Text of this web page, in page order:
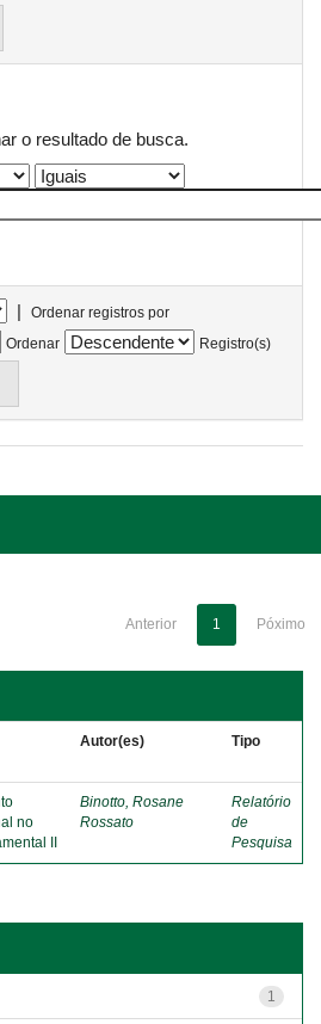
o resultado de busca.
|
Ordenar registros por
Ordenar
Registro(s)
Anterior 1 Póximo
Autor(es) Tipo
no
II
Binotto, Rosane
Rossato
Relatório
de
Pesquisa
1